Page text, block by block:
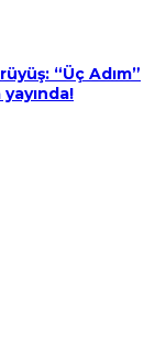
“Üç Adım”